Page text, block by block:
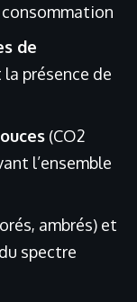
de
présence de
(CO2
l’ensemble
ambrés) et
spectre